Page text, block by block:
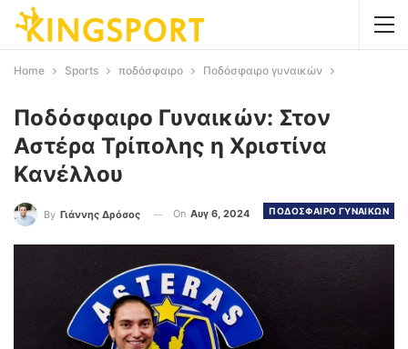
Home Sports ποδόσφαιρο Ποδόσφαιρο γυναικών
Ποδόσφαιρο Γυναικών: Στον
Αστέρα Τρίπολης η Χριστίνα
Κανέλλου
ΠΟΔΟΣΦΑΙΡΟ ΓΥΝΑΙΚΩΝ
By Γιάννης Δρόσος On Αυγ 6, 2024